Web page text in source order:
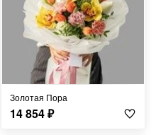
Золотая Пора
14 854₽